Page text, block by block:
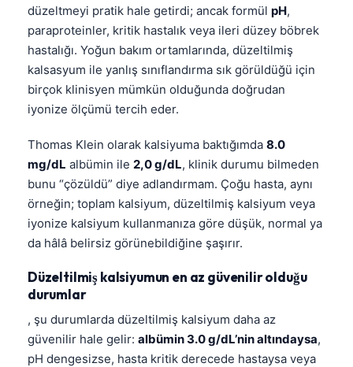
düzeltmeyi pratik hale getirdi; ancak formül pH,
paraproteinler, kritik hastalık veya ileri düzey böbrek
hastalığı. Yoğun bakım ortamlarında, düzeltilmiş
kalsasyum ile yanlış sınıflandırma sık görüldüğü için
birçok klinisyen mümkün olduğunda doğrudan
iyonize ölçümü tercih eder.
Thomas Klein olarak kalsiyuma baktığımda 8.0
mg/dL albümin ile 2,0 g/dL, klinik durumu bilmeden
bunu “çözüldü” diye adlandırmam. Çoğu hasta, aynı
örneğin; toplam kalsiyum, düzeltilmiş kalsiyum veya
iyonize kalsiyum kullanmanıza göre düşük, normal ya
da hâlâ belirsiz görünebildiğine şaşırır.
Düzeltilmiş kalsiyumun en az güvenilir olduğu
durumlar
, şu durumlarda düzeltilmiş kalsiyum daha az
güvenilir hale gelir: albümin 3.0 g/dL’nin altındaysa,
pH dengesizse, hasta kritik derecede hastaysa veya